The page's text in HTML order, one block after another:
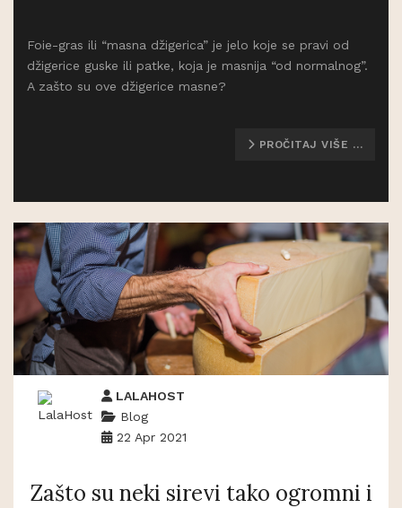
Foie-gras ili “masna džigerica” je jelo koje se pravi od
džigerice guske ili patke, koja je masnija “od normalnog”.
A zašto su ove džigerice masne?
PROČITAJ VIŠE …
LALAHOST
Blog
22 Apr 2021
Zašto su neki sirevi tako ogromni i